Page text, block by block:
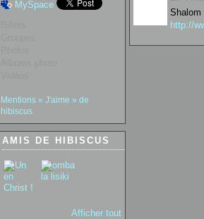
MySpace
Mentions « J'aime » de
hibiscus
AMIS DE HIBISCUS
Afficher tout
http://